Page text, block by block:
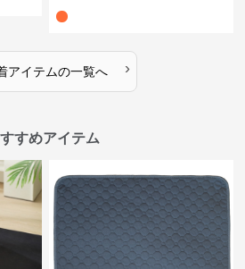
アイテムの一覧へ ›
すめアイテム